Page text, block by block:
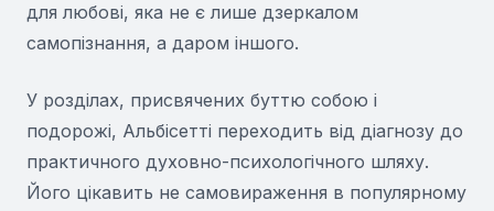
для любові, яка не є лише дзеркалом
самопізнання, а даром іншого.
У розділах, присвячених буттю собою і
подорожі, Альбісетті переходить від діагнозу до
практичного духовно-психологічного шляху.
Його цікавить не самовираження в популярному